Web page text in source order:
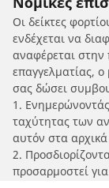
Οι δείκτες
ενδέχεται να
αναφέρεται στην
επαγγελματίας,
σας δώσει
1.
ταχύτητας των
αυτόν στα
2.
προσαρμοστεί